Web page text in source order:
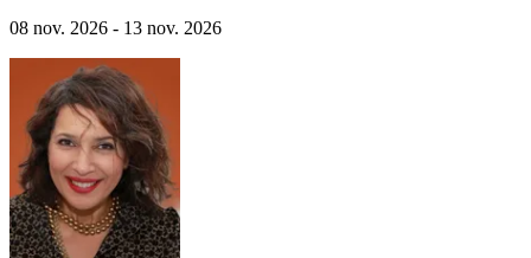
08 nov. 2026 - 13 nov. 2026